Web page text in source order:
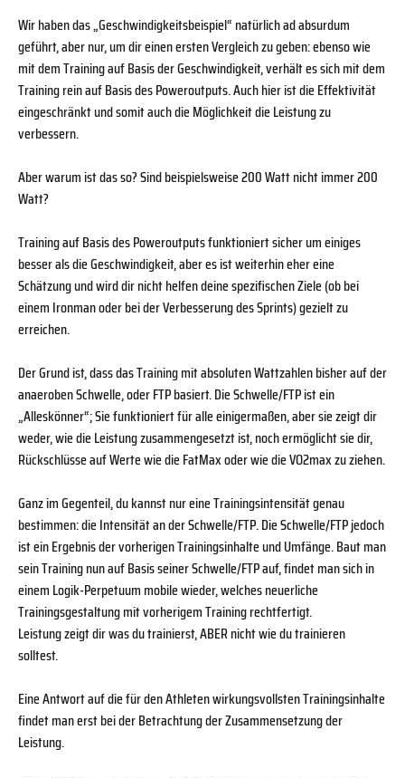
Wir haben das „Geschwindigkeitsbeispiel“ natürlich ad absurdum
geführt, aber nur, um dir einen ersten Vergleich zu geben: ebenso wie
mit dem Training auf Basis der Geschwindigkeit, verhält es sich mit dem
Training rein auf Basis des Poweroutputs. Auch hier ist die Effektivität
eingeschränkt und somit auch die Möglichkeit die Leistung zu
verbessern.
Aber warum ist das so? Sind beispielsweise 200 Watt nicht immer 200
Watt?
Training auf Basis des Poweroutputs funktioniert sicher um einiges
besser als die Geschwindigkeit, aber es ist weiterhin eher eine
Schätzung und wird dir nicht helfen deine spezifischen Ziele (ob bei
einem Ironman oder bei der Verbesserung des Sprints) gezielt zu
erreichen.
Der Grund ist, dass das Training mit absoluten Wattzahlen bisher auf der
anaeroben Schwelle, oder FTP basiert. Die Schwelle/FTP ist ein
„Alleskönner“; Sie funktioniert für alle einigermaßen, aber sie zeigt dir
weder, wie die Leistung zusammengesetzt ist, noch ermöglicht sie dir,
Rückschlüsse auf Werte wie die FatMax oder wie die VO2max zu ziehen.
Ganz im Gegenteil, du kannst nur eine Trainingsintensität genau
bestimmen: die Intensität an der Schwelle/FTP. Die Schwelle/FTP jedoch
ist ein Ergebnis der vorherigen Trainingsinhalte und Umfänge. Baut man
sein Training nun auf Basis seiner Schwelle/FTP auf, findet man sich in
einem Logik-Perpetuum mobile wieder, welches neuerliche
Trainingsgestaltung mit vorherigem Training rechtfertigt.
Leistung zeigt dir was du trainierst, ABER nicht wie du trainieren
solltest.
Eine Antwort auf die für den Athleten wirkungsvollsten Trainingsinhalte
findet man erst bei der Betrachtung der Zusammensetzung der
Leistung.